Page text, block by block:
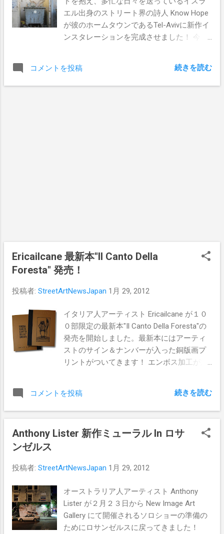
エル出身のストリート界の詩人 Know Hope
が彼のホームタウンであるTel-Avivに新作イ
ンスタレーションを完成させました！ 今
す。
コメントを投稿 続きを読む
Ericailcane 最新本"Il Canto Della
Foresta" 発売！
投稿者: StreetArtNewsJapan 1月 29, 2012
イタリア人アーティスト Ericailcane が１０
０部限定の最新本"Il Canto Della Foresta"の
発売を開始しました。最新本にはアーティ
ストのサイン＆ナンバーが入った銅版画プ
リントがついてきます！ エンボス加工が施
の販売価格は€80です。 購入は こちら から
コメントを投稿 続きを読む
Anthony Lister 新作ミューラル In ロサ
ンゼルス
投稿者: StreetArtNewsJapan 1月 29, 2012
オーストラリア人アーティスト Anthony
Lister が２月２３日から New Image Art
Gallery にて開催されるソロショーの準備の
ためにロサンゼルスに戻ってきました！